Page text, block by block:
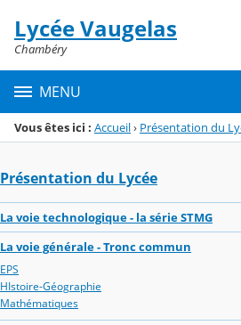
Menu de la rubrique
Contenu
Lycée Vaugelas
Chambéry
MENU
Vous êtes ici : Accueil› Présentation du
Présentation du Lycée
La voie technologique - la série STMG
La voie générale - Tronc commun
EPS
HIstoire-Géographie
Mathématiques